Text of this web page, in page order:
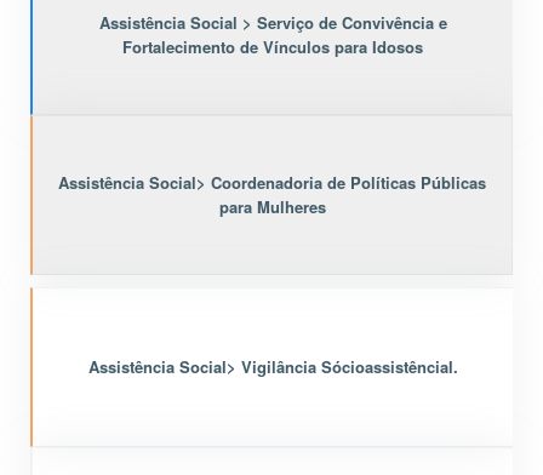
Assistência Social > Serviço de Convivência e
Fortalecimento de Vínculos para Idosos
Assistência Social> Coordenadoria de Políticas Públicas
para Mulheres
Assistência Social> Vigilância Sócioassistêncial.